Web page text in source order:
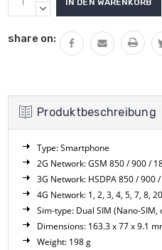
ERHÖHEN:
MENGE
share on:
Produktbeschreibung
Type: Smartphone
2G Network: GSM 850 / 900 /
3G Network: HSDPA 850 / 900
4G Network: 1, 2, 3, 4, 5, 7, 8,
Sim-type: Dual SIM (Nano-SIM,
Dimensions: 163.3 x 77 x 9.1
Weight: 198 g